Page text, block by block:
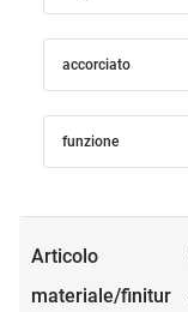
accorciato
funzione